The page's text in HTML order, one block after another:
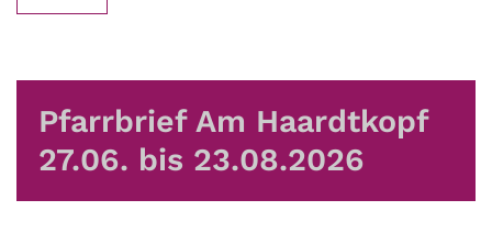
Pfarrbrief Am Haardtkopf
27.06. bis 23.08.2026